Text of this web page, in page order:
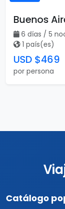
Buenos
6 días / 5
1 país(es)
USD $469
por persona
Catálogo